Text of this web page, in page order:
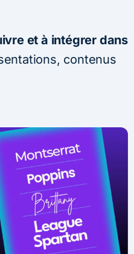
et à intégrer dans
contenus